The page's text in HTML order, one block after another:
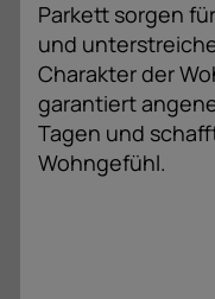
Parkett sorgen
und
Charakter der
garantiert
Tagen und
Wohngefühl.